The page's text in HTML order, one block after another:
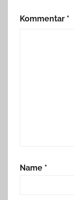
Kommentar *
Name *